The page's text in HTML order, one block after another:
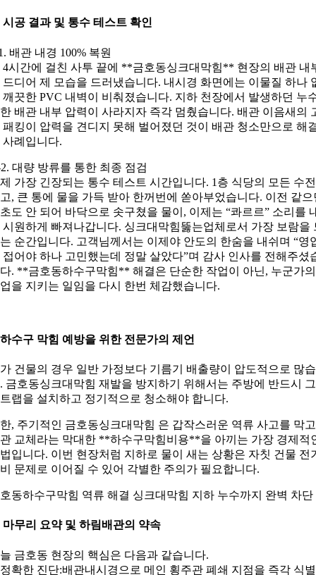
공 결과 및 통수 테스트 확인
배관 내경 100% 복원
4시간에 걸친 사투 끝에 **금호동싱크대막힘** 현장의 배관 내
드디어 제 모습을 드러냈습니다. 내시경 화면에는 이물질 하나
깨끗한 PVC 내벽이 비춰졌습니다. 지하 천장에서 발생하던 누
배관 내부 압력이 사라지자 즉각 멈췄습니다. 배관 이음새의
패킹이 압력을 견디지 못해 벌어졌던 것이 배관 청소만으로 해
사례입니다.
대량 방류를 통한 최종 점검
가장 긴장되는 통수 테스트 시간입니다. 1층 식당의 모든 수
, 큰 통에 물을 가득 받아 한꺼번에 쏟아부었습니다. 이전 같으
도 안 되어 바닥으로 솟구쳤을 물이, 이제는 “콰르르” 소리를
시원하게 빠져나갑니다. 싱크대막힘뚫는업체로서 가장 보람을
순간입니다. 고객님께서는 이제야 안도의 한숨을 내쉬며 “영
접어야 하나 고민했는데 정말 살았다”며 감사 인사를 전해주셨
. **금호동하수구막힘** 해결은 단순한 작업이 아닌, 누군가의
을 지키는 일임을 다시 한번 체감했습니다.
수구 막힘 예방을 위한 전문가의 제언
건물의 경우 일반 가정보다 기름기 배출량이 압도적으로 많
금호동싱크대막힘 재발을 방지하기 위해서는 주방에 반드시
랩을 설치하고 정기적으로 청소해야 합니다.
, 주기적인 금호동싱크대막힘 은 갑작스러운 역류 사고를 막고
교체라는 막대한 **하수구막힘비용**을 아끼는 가장 경제적
입니다. 이번 현장처럼 지하로 물이 새는 상황은 자칫 건물 전
문제로 이어질 수 있어 각별한 주의가 필요합니다.
동하수구막힘 역류 해결 싱크대막힘 지하 누수까지 완벽 차단
무리 요약 및 하림배관의 약속
금호동 현장의 핵심은 다음과 같습니다.
확한 진단:배관내시경으로 메인 횡주관 폐쇄 지점을 즉각 식